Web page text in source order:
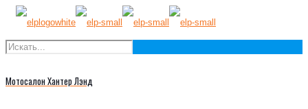
Мотосалон Хантер Лэнд